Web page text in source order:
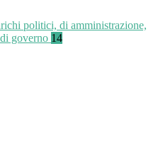
politici, di amministrazione,
governo 14